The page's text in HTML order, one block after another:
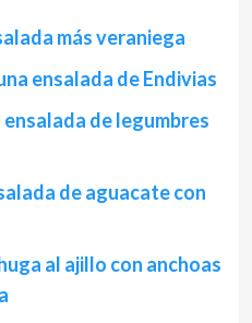
más veraniega
ensalada de Endivias
ensalada de legumbres
de aguacate con
al ajillo con anchoas